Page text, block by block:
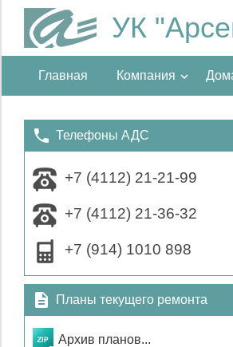
УК
Главная Компания
Телефоны АДС
+7 (4112) 21-21-99
+7 (4112) 21-36-32
+7 (914) 1010 898
Планы текущего ремонта
Архив планов...